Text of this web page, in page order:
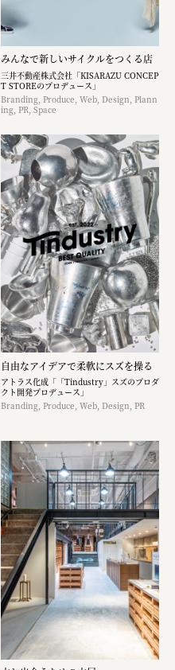
みんなで新しいサイクルをつくる店
三井不動産株式会社「KISARAZU CONCEP
T STOREのプロデュース」
Branding, Produce, Web, Design, Plann
ing, PR, Space
自由なアイデアで柔軟にスズを操る
アトラス化成「「Tindustry」スズのプロダ
クト開発プロデュース」
Branding, Produce, Web, Design, PR